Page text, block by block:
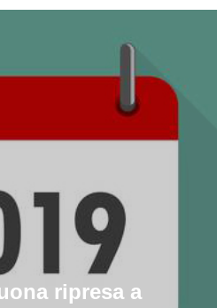
ripresa a